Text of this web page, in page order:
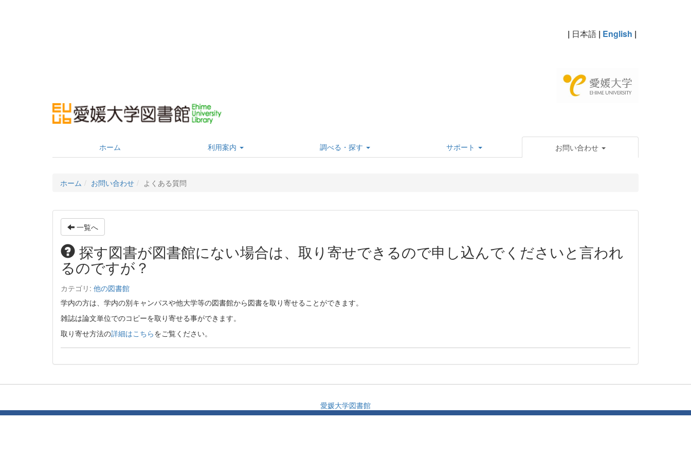
| 日本語 | English |
ホーム 利用案内 調べる・探す サポート お問い合わせ
ホーム お問い合わせ よくある質問
一覧へ
探す図書が図書館にない場合は、取り寄せできるので申し込んでくださいと言われ
るのですが？
カテゴリ: 他の図書館
学内の方は、学内の別キャンパスや他大学等の図書館から図書を取り寄せることができます。
雑誌は論文単位でのコピーを取り寄せる事ができます。
取り寄せ方法の詳細はこちらをご覧ください。
愛媛大学図書館